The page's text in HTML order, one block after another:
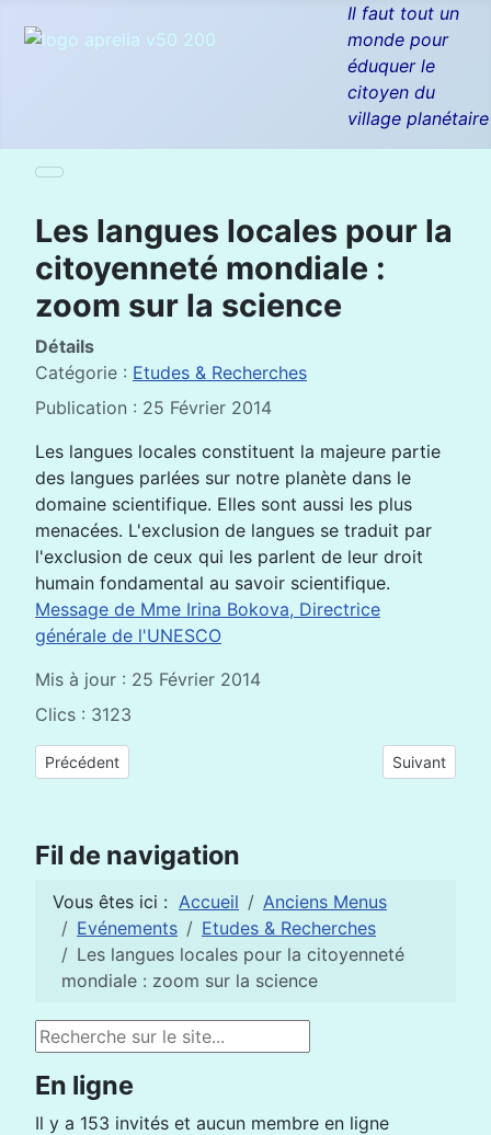
Il faut tout un
monde pour
éduquer le
citoyen du
village planétaire
Les langues locales pour la
citoyenneté mondiale :
zoom sur la science
Détails
Catégorie : Etudes & Recherches
Publication : 25 Février 2014
Les langues locales constituent la majeure partie
des langues parlées sur notre planète dans le
domaine scientifique. Elles sont aussi les plus
menacées. L'exclusion de langues se traduit par
l'exclusion de ceux qui les parlent de leur droit
humain fondamental au savoir scientifique.
Message de Mme Irina Bokova, Directrice
générale de l'UNESCO
Mis à jour : 25 Février 2014
Clics : 3123
Article précédent : L’ADEA publie le rapport du Forum
Précédent Article
Suivant
Fil de navigation
Vous êtes ici : Accueil
Anciens Menus
Evénements
Etudes & Recherches
Les langues locales pour la citoyenneté
mondiale : zoom sur la science
Rechercher
En ligne
Il y a 153 invités et aucun membre en ligne